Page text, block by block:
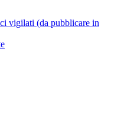
vigilati (da pubblicare in